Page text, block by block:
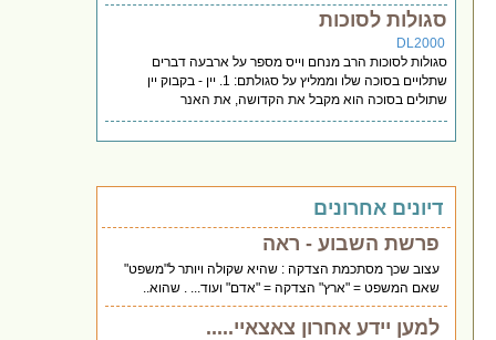
סגולות לסוכות
DL2000
סגולות לסוכות הרב מנחם וייס מספר על ארבעה דברים
שתלויים בסוכה שלו וממליץ על סגולתם: 1. יין - בקבוק יין
שתולים בסוכה הוא מקבל את הקדושה, את האנר
דיונים אחרונים
פרשת השבוע - ראה
עצוב שכך מסתכמת הצדקה : שהיא שקולה ויותר ל"משפט"
שאם המשפט = "ארץ" הצדקה = "אדם" ועוד... . שהוא..
למען יידע אחרון צאצאיי.....